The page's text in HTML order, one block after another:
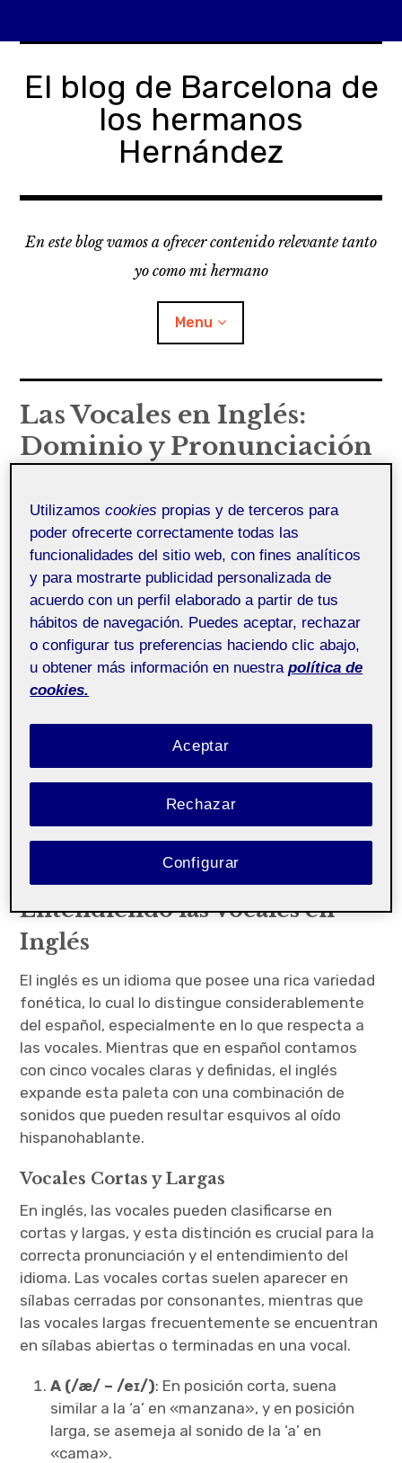
contentEl blog de Barcelona de
los hermanos
Hernández
En este blog vamos a ofrecer contenido relevante tanto
yo como mi hermano
Menu
¿Quién soy?
Mi instituto
Las Vocales en Inglés:
Dominio y Pronunciación
Pública
La habilidad de pronunciar correctamente un
idioma extranjero es uno de los mayores desafíos
que enfrentan los aprendices alrededor del
intensifica debido a la particularidad de sus
vocales, las cuales pueden variar
dependiendo del contexto en el que se
las vocales en inglés, ofreciendo una guía
comprensiva para su correcta articulación y uso.
Entendiendo las Vocales en
Inglés
El inglés es un idioma que posee una rica variedad
fonética, lo cual lo distingue considerablemente
del español, especialmente en lo que respecta a
las vocales. Mientras que en español contamos
con cinco vocales claras y definidas, el inglés
expande esta paleta con una combinación de
sonidos que pueden resultar esquivos al oído
hispanohablante.
Vocales Cortas y Largas
En inglés, las vocales pueden clasificarse en
cortas y largas, y esta distinción es crucial para la
correcta pronunciación y el entendimiento del
idioma. Las vocales cortas suelen aparecer en
sílabas cerradas por consonantes, mientras que
las vocales largas frecuentemente se encuentran
en sílabas abiertas o terminadas en una vocal.
A (/æ/ – /eɪ/): En posición corta, suena
similar a la ‘a’ en «manzana», y en posición
larga, se asemeja al sonido de la ‘a’ en
«cama».
Utilizamoscookies propias y de terceros para
poder ofrecerte correctamente todas las
funcionalidades del sitio web, con fines analíticos
y para mostrarte publicidad personalizada de
acuerdo con un perfil elaborado a partir de tus
hábitos de navegación. Puedes aceptar, rechazar
o configurar tus preferencias haciendo clic abajo,
u obtener más información en nuestra política de
cookies.
Rechazar
Aceptar
Configurar